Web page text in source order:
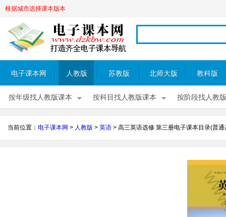
根据城市选择课本版本
电子课本网 人教版 苏教版 北师大版 教科版
按年级找人教版课本 按科目找人教版课本 按阶段找人教
当前位置： 电子课本网 > 人教版 > 英语 > 高三英语选修 第三册电子课本目录(普